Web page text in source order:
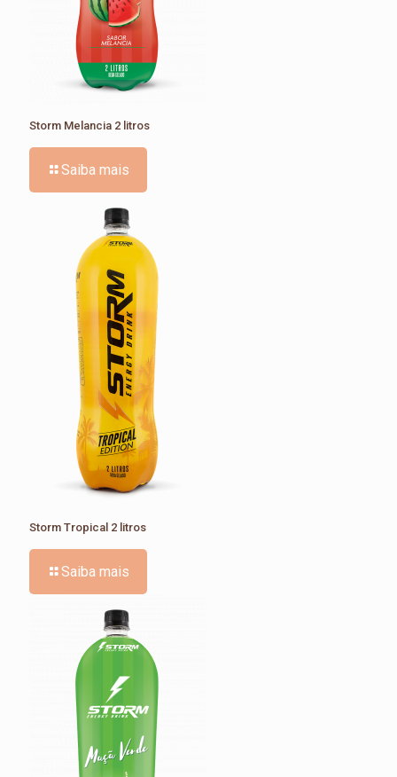
Storm Melancia 2 litros
Saiba mais
Storm Tropical 2 litros
Saiba mais